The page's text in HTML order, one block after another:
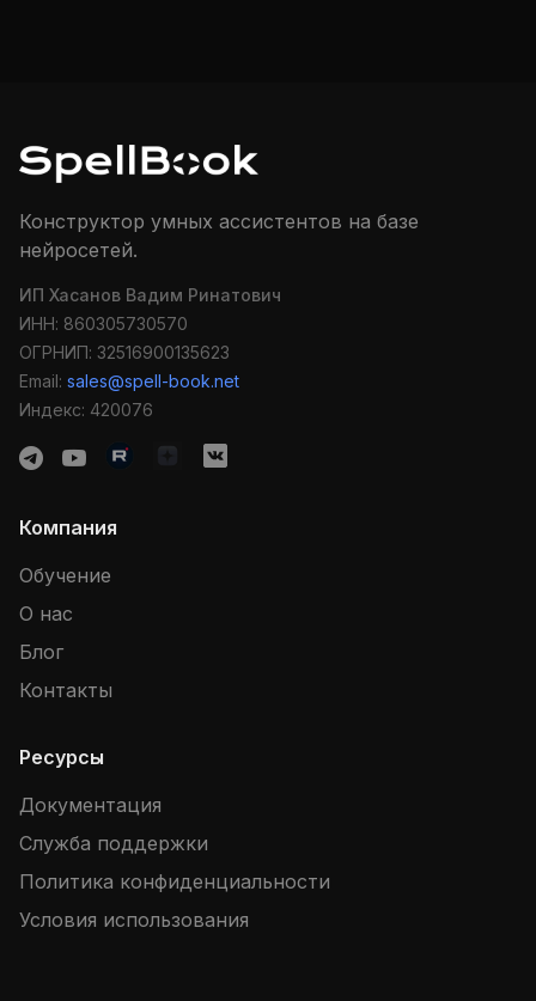
Конструктор умных ассистентов на базе
нейросетей.
ИП Хасанов Вадим Ринатович
ИНН: 860305730570
ОГРНИП: 32516900135623
Email: sales@spell-book.net
Индекс: 420076
Компания
Обучение
О нас
Блог
Контакты
Ресурсы
Документация
Служба поддержки
Политика конфиденциальности
Условия использования